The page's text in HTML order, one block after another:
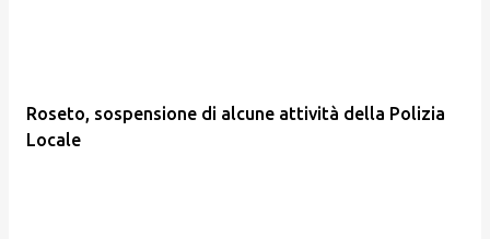
Roseto, sospensione di alcune attività della Polizia
Locale